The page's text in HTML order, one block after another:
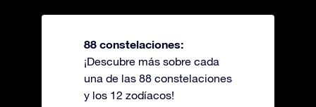
88 constelaciones:
¡Descubre más sobre cada
una de las 88 constelaciones
y los 12 zodíacos!